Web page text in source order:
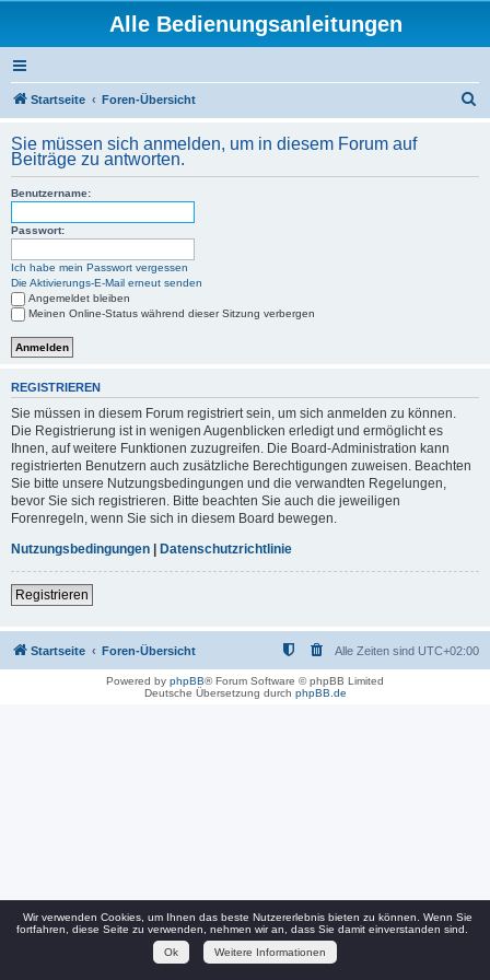
Alle Bedienungsanleitungen
Startseite Foren-Übersicht
h
Sie müssen sich anmelden, um in diesem Forum auf
Beiträge zu antworten.
Benutzername:
Passwort:
Ich habe mein Passwort vergessen
Die Aktivierungs-E-Mail erneut senden
Angemeldet bleiben
Meinen Online-Status während dieser Sitzung verbergen
REGISTRIEREN
Sie müssen in diesem Forum registriert sein, um sich anmelden zu können.
Die Registrierung ist in wenigen Augenblicken erledigt und ermöglicht es
Ihnen, auf weitere Funktionen zuzugreifen. Die Board-Administration kann
registrierten Benutzern auch zusätzliche Berechtigungen zuweisen. Beachten
Sie bitte unsere Nutzungsbedingungen und die verwandten Regelungen,
bevor Sie sich registrieren. Bitte beachten Sie auch die jeweiligen
Forenregeln, wenn Sie sich in diesem Board bewegen.
Nutzungsbedingungen | Datenschutzrichtlinie
Registrieren
Startseite Foren-Übersicht Alle Zeiten sind UTC+02:00
Powered by phpBB® Forum Software © phpBB Limited
Deutsche Übersetzung durch phpBB.de
Wir verwenden Cookies, um Ihnen das beste Nutzererlebnis bieten zu können. Wenn Sie
fortfahren, diese Seite zu verwenden, nehmen wir an, dass Sie damit einverstanden sind.
Ok
Weitere Informationen